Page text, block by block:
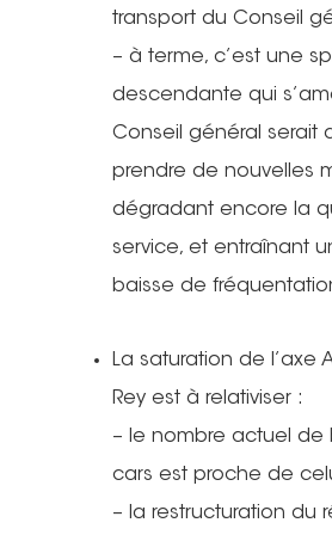
transport du Conseil
– à terme, c’est une
descendante qui
Conseil général serait
prendre de nouvelles
dégradant encore la
service, et entraînant
baisse de
La saturation de l’axe
Rey est à relativiser :
– le nombre actuel de
cars est proche de
– la restructuration du